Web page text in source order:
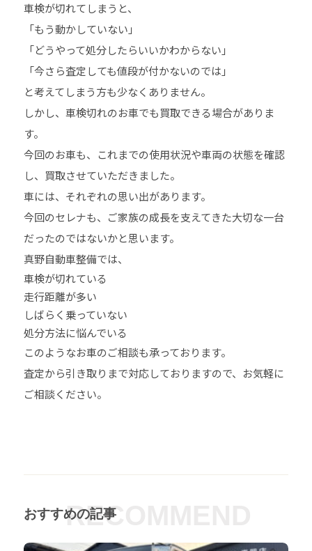
車検が切れてしまうと、
「もう動かしていない」
「どうやって処分したらいいかわからない」
「今さら査定しても値段が付かないのでは」
と考えてしまう方も少なくありません。
しかし、車検切れのお車でも買取できる場合がありま
す。
今回のお車も、これまでの使用状況や車両の状態を確認
し、買取させていただきました。
車には、それぞれの思い出があります。
今回のセレナも、ご家族の成長を支えてきた大切な一台
だったのではないかと思います。
真野自動車整備では、
車検が切れている
走行距離が多い
しばらく乗っていない
処分方法に悩んでいる
このようなお車のご相談も承っております。
査定から引き取りまで対応しておりますので、お気軽に
ご相談ください。
おすすめの記事
RECOMMEND